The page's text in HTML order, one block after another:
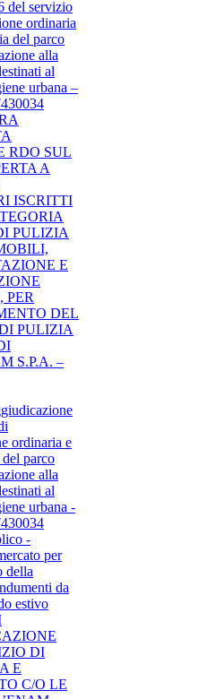
del servizio
ordinaria
del parco
alla
al
urbana –
RDO SUL
A
ISCRITTI
PULIZIA
E
PER
DEL
PULIZIA
S.P.A. –
ordinaria e
parco
alla
al
urbana -
-
per
della
da
estivo
DI
E
C/O LE